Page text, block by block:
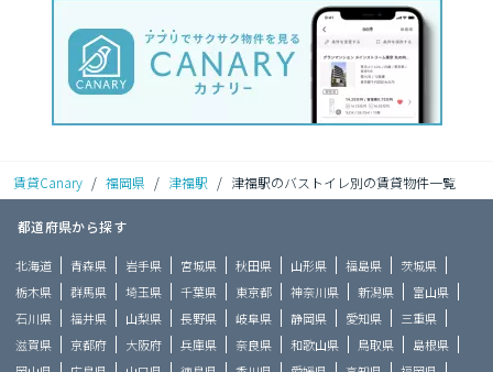
賃貸Canary / 福岡県 / 津福駅 / 津福駅のバストイレ別の賃貸物件一覧
都道府県から探す
北海道 青森県 岩手県 宮城県 秋田県 山形県 福島県
茨城県
栃木県
群馬県 埼玉県 千葉県 東京都 神奈川県 新潟県
富山県
石川県
福井県 山梨県 長野県 岐阜県 静岡県 愛知県
三重県
滋賀県
京都府 大阪府 兵庫県 奈良県 和歌山県 鳥取県
島根県